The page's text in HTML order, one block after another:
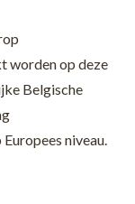
worden op deze
Belgische
niveau.